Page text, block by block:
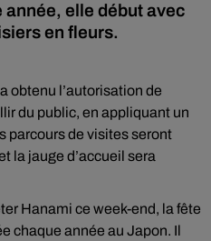
elle début avec
en fleurs.
a obtenu l’autorisation de
du public, en appliquant un
parcours de visites seront
la jauge d’accueil sera
Hanami ce week-end, la fête
chaque année au Japon. Il